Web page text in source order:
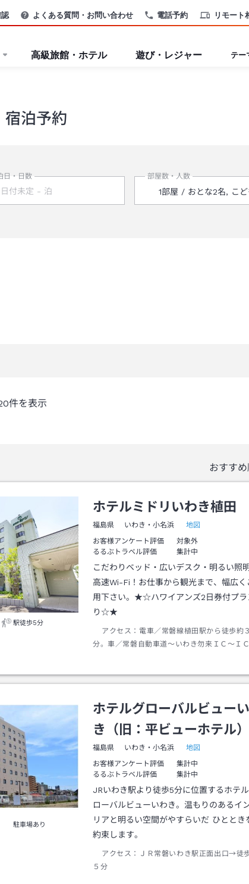
電話予約 リモート
よくある質問・お問い合わせ
高級旅館・ホテル 遊び・レジャー テー
宿泊予約
日・日数 部屋数・人数
件を表示
おすすめ
駅徒歩5分
ホテルミドリいわき植田
福島県 いわき・小名浜
地図
お客様アンケート評価
対象外
るるぶトラベル評価
集計中
こだわりベッド・広いデスク・明るい照
高速Wi-Fi！お仕事から観光まで、幅広く
用下さい。★☆ハワイアンズ2日券付プラ
り☆★
アクセス： 電車／常磐線植田駅から徒歩約３
分。車／常磐自動車道～いわき勿来ＩＣ～Ｉ
駐車場あり
ホテルグローバルビュー
き（旧：平ビューホテル）
福島県 いわき・小名浜
地図
お客様アンケート評価
集計中
るるぶトラベル評価
集計中
JRいわき駅より徒歩5分に位置するホテ
ローバルビューいわき。温もりのあるイ
リアと明るい空間がやすらいだ ひととき
約束します。
アクセス：
ＪＲ常磐いわき駅正面出口→徒
５分